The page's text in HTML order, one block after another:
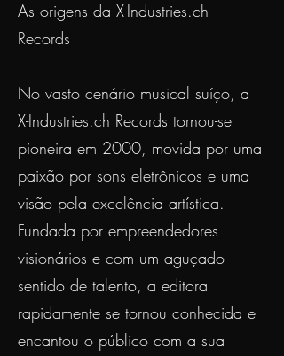
As origens da X-Industries.ch
Records
No vasto cenário musical suíço, a
X-Industries.ch Records tornou-se
pioneira em 2000, movida por uma
paixão por sons eletrônicos e uma
visão pela excelência artística.
Fundada por empreendedores
visionários e com um aguçado
sentido de talento, a editora
rapidamente se tornou conhecida e
encantou o público com a sua